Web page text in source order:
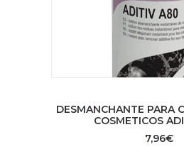
DESMANCHANTE PARA
COSMETICOS
7,96€